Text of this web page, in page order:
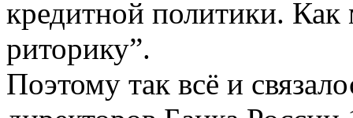
кредитной политики.
риторику”.
Поэтому так всё и